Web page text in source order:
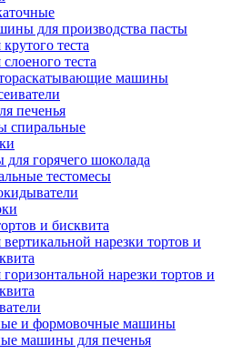
для производства пасты
теста
теста
машины
печенья
спиральные
горячего шоколада
тестомесы
и бисквита
вертикальной нарезки тортов и
горизонтальной нарезки тортов и
и формовочные машины
машины для печенья